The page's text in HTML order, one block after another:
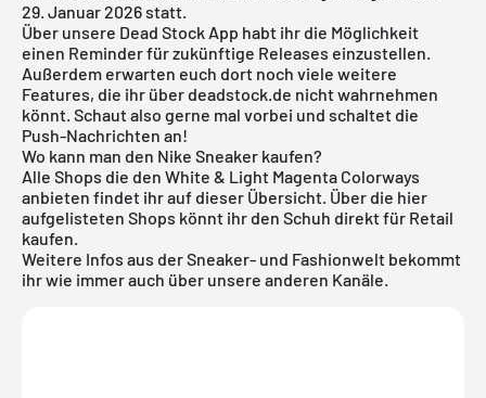
29. Januar 2026 statt.
Über unsere Dead Stock App habt ihr die Möglichkeit
einen Reminder für zukünftige Releases einzustellen.
Außerdem erwarten euch dort noch viele weitere
Features, die ihr über deadstock.de nicht wahrnehmen
könnt. Schaut also gerne mal vorbei und schaltet die
Push-Nachrichten an!
Wo kann man den Nike Sneaker kaufen?
Alle Shops die den White & Light Magenta Colorways
anbieten findet ihr auf dieser Übersicht. Über die hier
aufgelisteten Shops könnt ihr den Schuh direkt für Retail
kaufen.
Weitere Infos aus derSneaker- und Fashionwelt bekommt
ihr wie immer auch über unsere anderen Kanäle.